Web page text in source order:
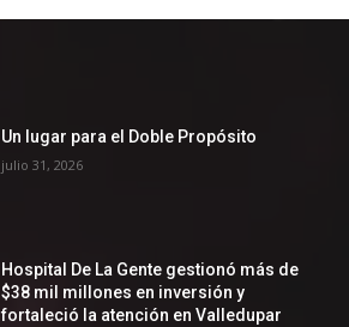
Un lugar para el Doble Propósito
julio 31, 2026
Hospital De La Gente gestionó más de
$38 mil millones en inversión y
fortaleció la atención en Valledupar